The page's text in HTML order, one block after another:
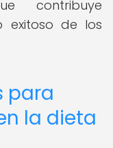
contribuye
exitoso de los
para
la dieta